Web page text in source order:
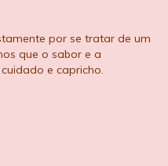
por se tratar de um
que o sabor e a
e capricho.